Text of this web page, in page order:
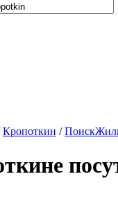
Кропоткин /